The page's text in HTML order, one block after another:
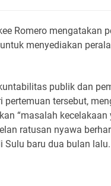
Romero mengatakan
menyediakan
publik dan
pertemuan tersebut,
“masalah
ratusan nyawa
Sulu baru dua bulan lalu.